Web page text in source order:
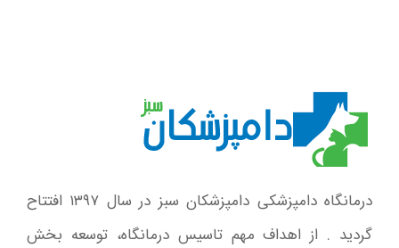
درمانگاه دامپزشکی دامپزشکان سبز در سال ۱۳۹۷ افتتاح
گردید . از اهداف مهم تاسیس درمانگاه، توسعه بخش